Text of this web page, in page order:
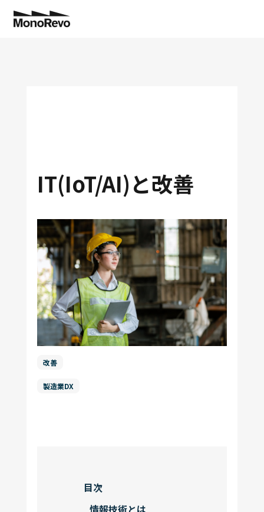
金型加工
拡張システム連携
機能一覧
設備投資の判断ができました！
もっと見る
製造現場に役立つ
コラム一覧
IT(IoT/AI)と改善
改善
製造業DX
目次
情報技術とは
料金
アフターサポート
お問い合わせ
運営会社
ログイン